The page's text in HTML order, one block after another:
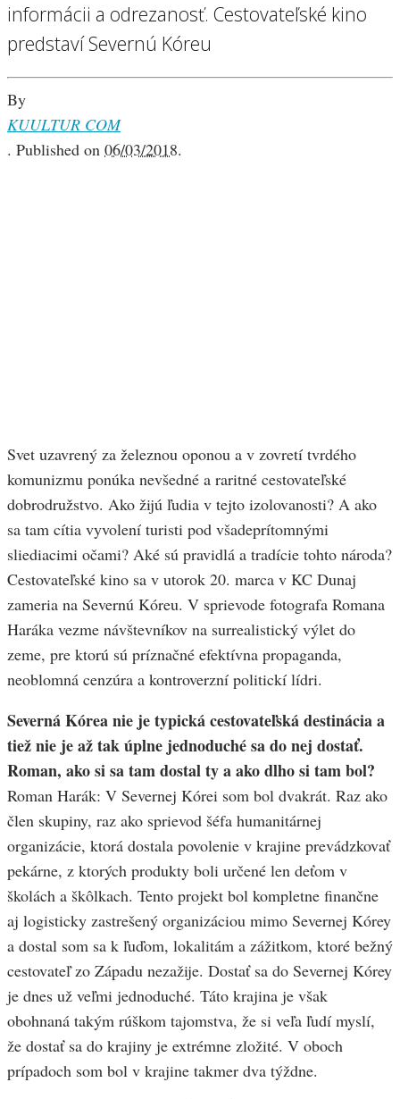
informácii a odrezanosť. Cestovateľské kino
predstaví Severnú Kóreu
By
KUULTUR COM
. Published on 06/03/2018.
Svet uzavrený za železnou oponou a v zovretí tvrdého
komunizmu ponúka nevšedné a raritné cestovateľské
dobrodružstvo. Ako žijú ľudia v tejto izolovanosti? A ako
sa tam cítia vyvolení turisti pod všadeprítomnými
sliediacimi očami? Aké sú pravidlá a tradície tohto národa?
Cestovateľské kino sa v utorok 20. marca v KC Dunaj
zameria na Severnú Kóreu. V sprievode fotografa Romana
Haráka vezme návštevníkov na surrealistický výlet do
zeme, pre ktorú sú príznačné efektívna propaganda,
neoblomná cenzúra a kontroverzní politickí lídri.
Severná Kórea nie je typická cestovateľská destinácia a
tiež nie je až tak úplne jednoduché sa do nej dostať.
Roman, ako si sa tam dostal ty a ako dlho si tam bol?
Roman Harák: V Severnej Kórei som bol dvakrát. Raz ako
člen skupiny, raz ako sprievod šéfa humanitárnej
organizácie, ktorá dostala povolenie v krajine prevádzkovať
pekárne, z ktorých produkty boli určené len deťom v
školách a škôlkach. Tento projekt bol kompletne finančne
aj logisticky zastrešený organizáciou mimo Severnej Kórey
a dostal som sa k ľuďom, lokalitám a zážitkom, ktoré bežný
cestovateľ zo Západu nezažije. Dostať sa do Severnej Kórey
je dnes už veľmi jednoduché. Táto krajina je však
obohnaná takým rúškom tajomstva, že si veľa ľudí myslí,
že dostať sa do krajiny je extrémne zložité. V oboch
prípadoch som bol v krajine takmer dva týždne.